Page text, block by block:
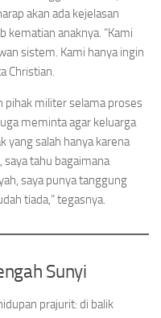
akan ada kejelasan
kematian anaknya. “Kami
sistem. Kami hanya ingin
Christian.
pihak militer selama proses
meminta agar keluarga
yang salah hanya karena
saya tahu bagaimana
saya punya tanggung
tiada,” tegasnya.
Sunyi
prajurit: di balik